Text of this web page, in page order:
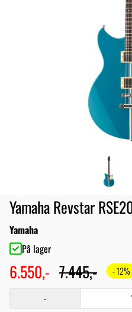
Yamaha Revstar
Yamaha
På lager
6.550,- 7.445,- - 12%
-